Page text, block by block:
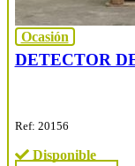
Ocasión
DETECTOR
Ref: 20156
Disponible